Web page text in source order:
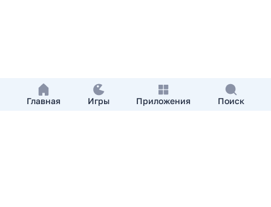
Главная Игры Приложения Поиск